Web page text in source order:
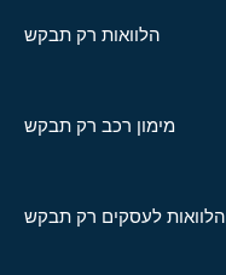
הלוואות רק תבקש
מימון רכב רק תבקש
הלוואות לעסקים רק תבקש